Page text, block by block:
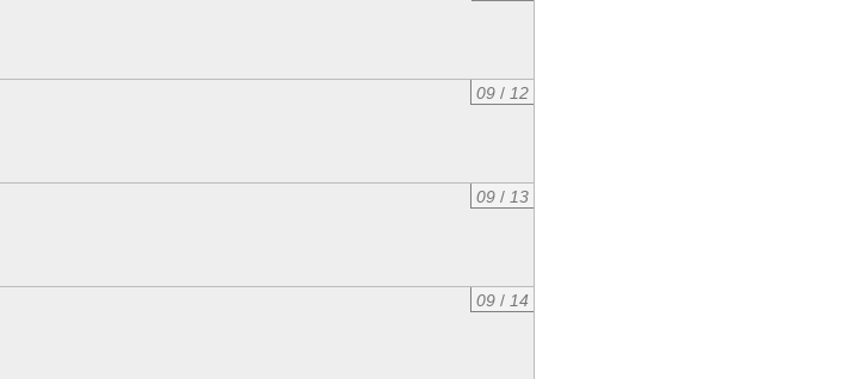
09/ 12
09/ 13
09/ 14